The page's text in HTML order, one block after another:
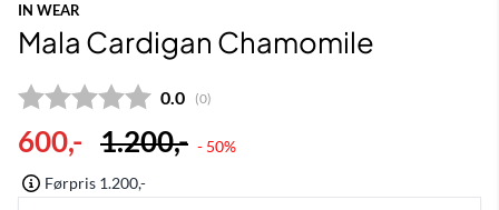
IN WEAR
Mala Cardigan Chamomile
Gjennomsnittskarakter:
0.0 (stemmer:
0)
600,- 1.200,- - 50%
Førpris 1.200,-